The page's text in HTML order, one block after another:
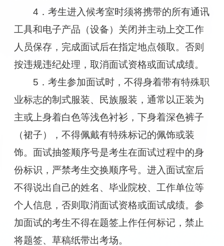
4．考生进入候考室时须将携带的所有通讯
工具和电子产品（设备）关闭并主动上交工作
人员保存，完成面试后在指定地点领取。否则
按违规违纪处理，取消面试资格或面试成绩。
5．考生参加面试时，不得身着带有特殊职
业标志的制式服装、民族服装，通常以正装为
主或上身着白色等浅色衬衫，下身着深色裤子
（裙子），不得佩戴有特殊标记的佩饰或装
饰。面试抽签顺序号是考生在面试过程中的身
份标识，严禁考生交换顺序号。进入面试室后
不得说出自己的姓名、毕业院校、工作单位等
个人信息，否则取消面试资格或面试成绩。参
加面试的考生不得在题签上作任何标记，禁止
将题签、草稿纸带出考场。